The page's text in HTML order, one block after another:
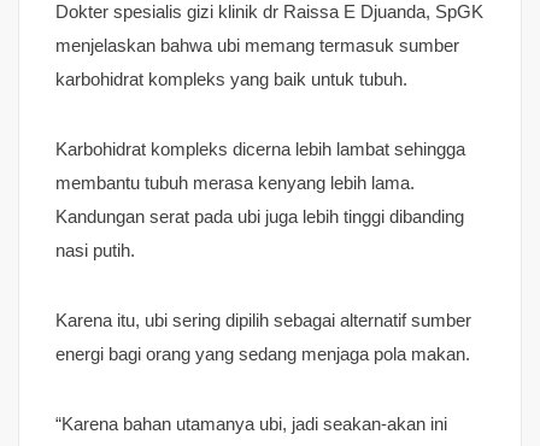
Dokter spesialis gizi klinik dr Raissa E Djuanda, SpGK
menjelaskan bahwa ubi memang termasuk sumber
karbohidrat kompleks yang baik untuk tubuh.
Karbohidrat kompleks dicerna lebih lambat sehingga
membantu tubuh merasa kenyang lebih lama.
Kandungan serat pada ubi juga lebih tinggi dibanding
nasi putih.
Karena itu, ubi sering dipilih sebagai alternatif sumber
energi bagi orang yang sedang menjaga pola makan.
“Karena bahan utamanya ubi, jadi seakan-akan ini